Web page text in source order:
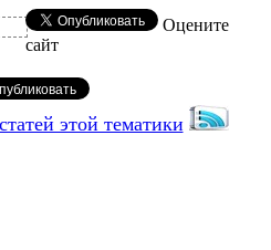
Оцените
сайт
этой тематики